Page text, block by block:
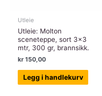
Utleie
Utleie: Molton
sceneteppe, sort 3×3
mtr, 300 gr, brannsikk.
kr 150,00
Legg i handlekurv